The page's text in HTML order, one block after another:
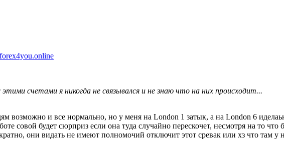
счетами я никогда не связывался и не знаю что на них происходит...
и все нормально, но у меня на London 1 затык, а на London 6
совой будет сюрприз если она туда случайно перескочет, несмотря на то
они видать не имеют полномочий отключит этот сревак или хз что там у